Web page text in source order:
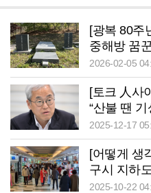
[광복 80주
중해방 꿈
동 펼친 ‘통
2026-02-05
[토크 人사
“산불 땐
측해 진화
2025-12-17
[어떻게 생
구시 지하
사 청구
2025-10-22